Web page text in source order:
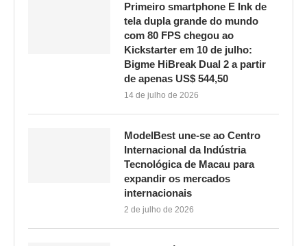
Primeiro smartphone E Ink de
tela dupla grande do mundo
com 80 FPS chegou ao
Kickstarter em 10 de julho:
Bigme HiBreak Dual 2 a partir
de apenas US$ 544,50
14 de julho de 2026
ModelBest une-se ao Centro
Internacional da Indústria
Tecnológica de Macau para
expandir os mercados
internacionais
2 de julho de 2026